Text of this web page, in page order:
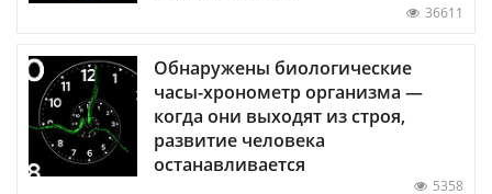
36611
Обнаружены биологические
часы-хронометр организма —
когда они выходят из строя,
развитие человека
останавливается
5358